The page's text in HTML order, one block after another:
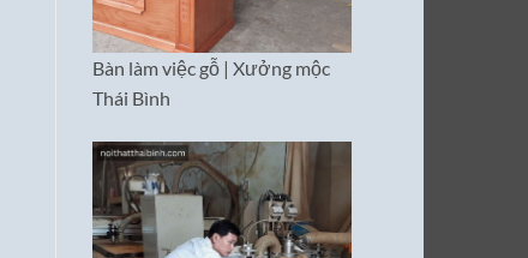
Bàn làm việc gỗ | Xưởng mộc
Thái Bình